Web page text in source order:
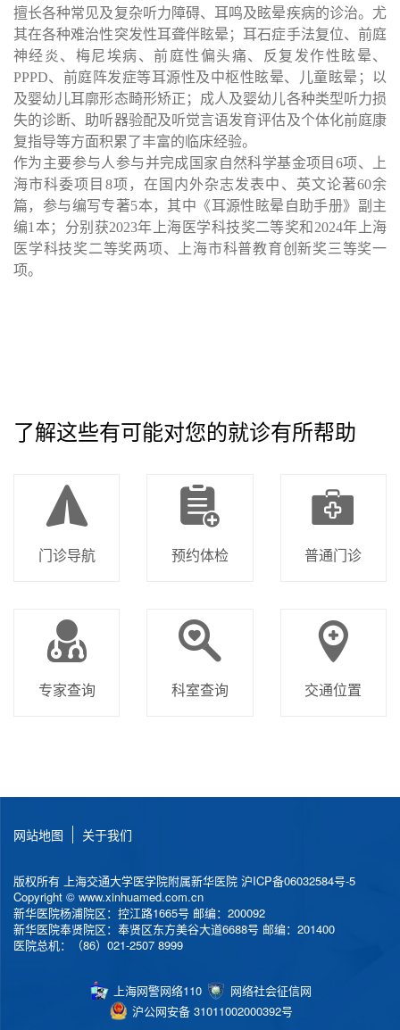
擅长各种常见及复杂听力障碍、耳鸣及眩晕疾病的诊治。尤
其在各种难治性突发性耳聋伴眩晕；耳石症手法复位、前庭
神经炎、梅尼埃病、前庭性偏头痛、反复发作性眩晕、
PPPD、前庭阵发症等耳源性及中枢性眩晕、儿童眩晕；以
及婴幼儿耳廓形态畸形矫正；成人及婴幼儿各种类型听力损
失的诊断、助听器验配及听觉言语发育评估及个体化前庭康
复指导等方面积累了丰富的临床经验。
作为主要参与人参与并完成国家自然科学基金项目 6项、上
海市科委项目8项，在国内外杂志发表中、英文论著60余
篇，参与编写专著5本，其中《耳源性眩晕自助手册》副主
编1本；分别获2023年上海医学科技奖二等奖和2024年上海
医学科技奖二等奖两项、上海市科普教育创新奖三等奖一
项。
了解这些有可能对您的就诊有所帮助
门诊导航 预约体检 普通门诊
专家查询 科室查询 交通位置
网站地图 关于我们
版权所有 上海交通大学医学院附属新华医院 沪ICP备06032584号-5
Copyright © www.xinhuamed.com.cn
新华医院杨浦院区：控江路1665号 邮编：200092
新华医院奉贤院区：奉贤区东方美谷大道6688号 邮编：201400
医院总机：（86）021-2507 8999
上海网警网络110
网络社会征信网
沪公网安备 31011002000392号